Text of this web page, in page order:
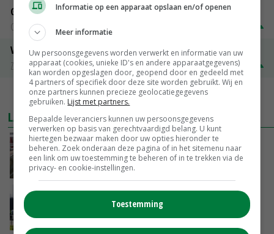
Gerst
Groningen
Volle melkpoeder
Zuivel NL
€ 345,00 € 20,00
MEER MARKTPRIJZEN
LAATSTE NIEUWS
‘Door hittegolf is aantal terugkomers bij
zeugen verdubbeld’
VANDAAG, 06:19
Gemiddelde Europese melkprijs daalt licht in
GISTEREN, 17:04
Informatie op een apparaat opslaan en/of openen
Meer informatie
Uw persoonsgegevens worden verwerkt en informatie van uw
apparaat (cookies, unieke ID's en andere apparaatgegevens)
kan worden opgeslagen door, geopend door en gedeeld met
4 partners of specifiek door deze site worden gebruikt. Wij en
onze partners kunnen precieze geolocatiegegevens
gebruiken. Lijst met partners.
Bepaalde leveranciers kunnen uw persoonsgegevens
verwerken op basis van gerechtvaardigd belang. U kunt
hiertegen bezwaar maken door uw opties hieronder te
beheren. Zoek onderaan deze pagina of in het sitemenu naar
een link om uw toestemming te beheren of in te trekken via de
privacy- en cookie-instellingen.
Toestemming